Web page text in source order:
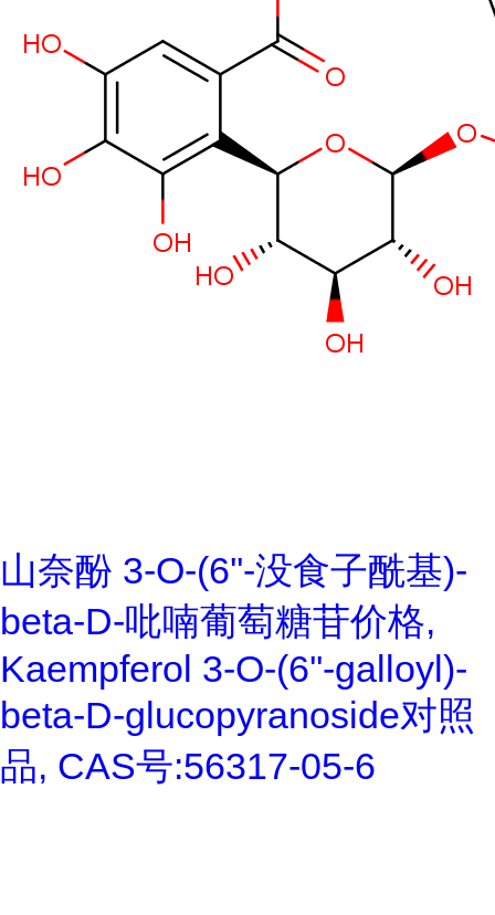
山奈酚 3-O-(6''-没食子酰基)-
beta-D-吡喃葡萄糖苷价格,
Kaempferol 3-O-(6''-galloyl)-
beta-D-glucopyranoside对照
品, CAS号:56317-05-6